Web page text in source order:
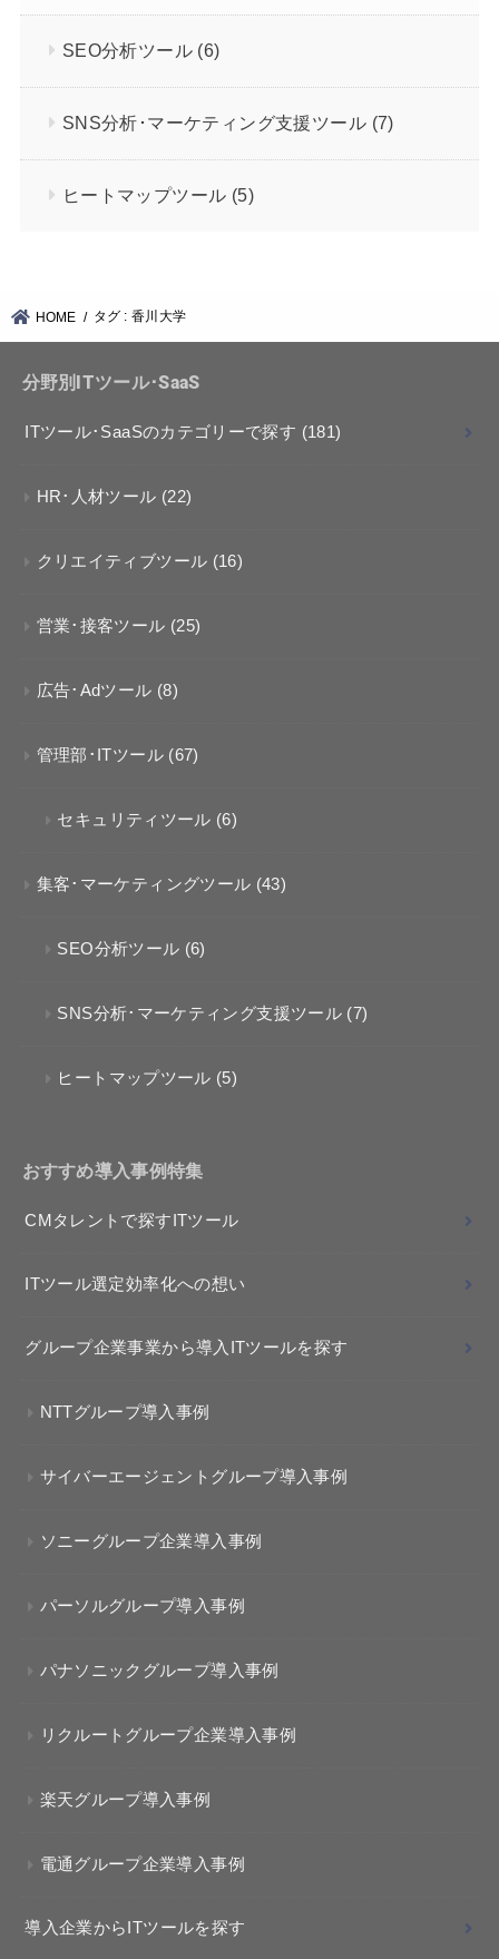
SEO分析ツール (6)
SNS分析･マーケティング支援ツール (7)
ヒートマップツール (5)
HOME タグ : 香川大学
分野別ITツール･SaaS
ITツール･SaaSのカテゴリーで探す (181)
HR･人材ツール (22)
クリエイティブツール (16)
営業･接客ツール (25)
広告･Adツール (8)
管理部･ITツール (67)
セキュリティツール (6)
集客･マーケティングツール (43)
SEO分析ツール (6)
SNS分析･マーケティング支援ツール (7)
ヒートマップツール (5)
おすすめ導入事例特集
CMタレントで探すITツール
ITツール選定効率化への想い
グループ企業事業から導入ITツールを探す
NTTグループ導入事例
サイバーエージェントグループ導入事例
ソニーグループ企業導入事例
パーソルグループ導入事例
パナソニックグループ導入事例
リクルートグループ企業導入事例
楽天グループ導入事例
電通グループ企業導入事例
導入企業からITツールを探す